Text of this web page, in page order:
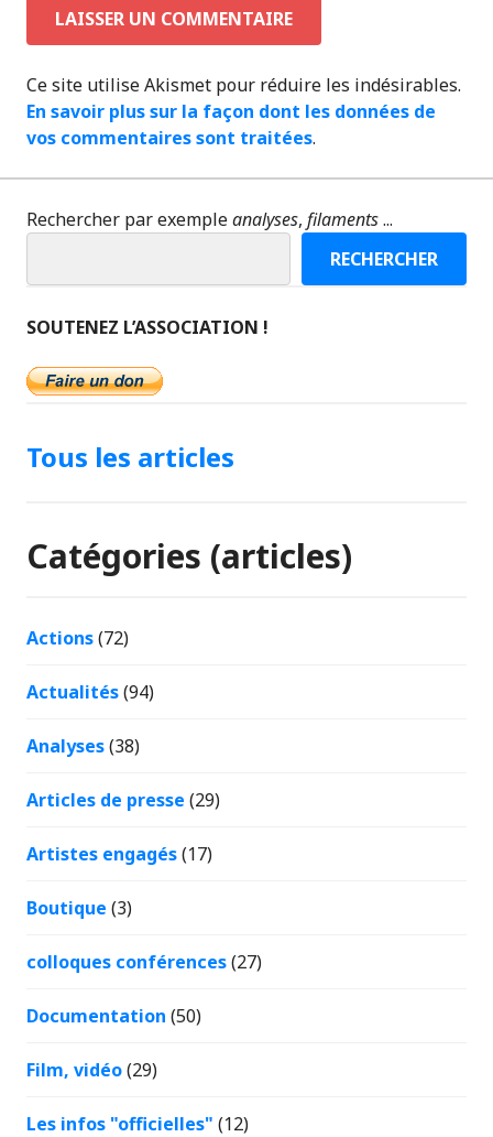
Ce site utilise Akismet pour réduire les indésirables.
En savoir plus sur la façon dont les données de
vos commentaires sont traitées.
Rechercher par exempleanalyses, filaments...
RECHERCHER
SOUTENEZ L’ASSOCIATION !
Tous les articles
Catégories (articles)
Actions(72)
Actualités(94)
Analyses(38)
Articles de presse (29)
Artistes engagés(17)
Boutique (3)
colloques conférences(27)
Documentation (50)
Film, vidéo(29)
Les infos "officielles" (12)